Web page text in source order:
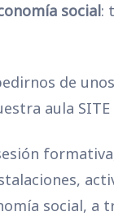
social:
de
aula
social, a